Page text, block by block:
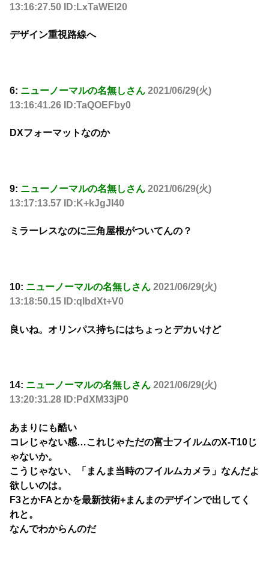
13:16:27.50 ID:LxTaWEl20
デザイン重視路線へ
6: ニューノーマルの名無しさん 2021/06/29(火)
13:16:41.26 ID:TaQOEFby0
DXフォーマットなのか
9: ニューノーマルの名無しさん 2021/06/29(火)
13:17:13.57 ID:K+kJgJI40
ミラーレスなのに三角屋根がついてんの？
10: ニューノーマルの名無しさん 2021/06/29(火)
13:18:50.15 ID:qlbdXt+V0
良いね。オリンパス持ちにはちょっとデカいけど
14: ニューノーマルの名無しさん 2021/06/29(火)
13:20:31.28 ID:PdXM33jP0
あまりにも酷い
コレじゃない感…これじゃただの富士フイルムのX-T10じ
ゃないか。
こうじゃない、「まんま当時のフイルムカメラ」なんだよ
欲しいのは。
F3とかFAとかを最新技術+まんまのデザインで出してく
れと。
なんでわからんのだ